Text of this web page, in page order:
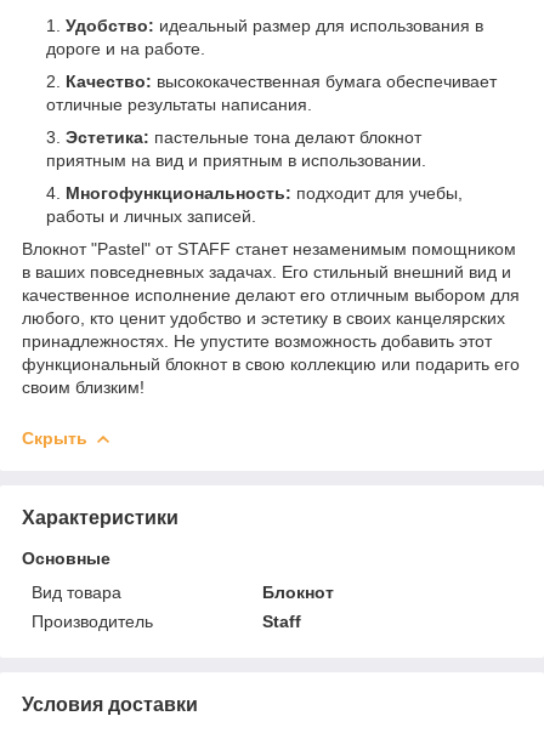
Удобство: идеальный размер для использования в
дороге и на работе.
Качество: высококачественная бумага обеспечивает
отличные результаты написания.
Эстетика: пастельные тона делают блокнот
приятным на вид и приятным в использовании.
Многофункциональность: подходит для учебы,
работы и личных записей.
Bлокнот "Pastel" от STAFF станет незаменимым помощником
в ваших повседневных задачах. Его стильный внешний вид и
качественное исполнение делают его отличным выбором для
любого, кто ценит удобство и эстетику в своих канцелярских
принадлежностях. Не упустите возможность добавить этот
функциональный блокнот в свою коллекцию или подарить его
своим близким!
Скрыть
Характеристики
Основные
Вид товара
Блокнот
Производитель
Staff
Условия доставки